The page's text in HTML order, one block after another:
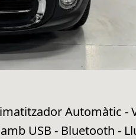
Automàtic
USB - Bluetooth -